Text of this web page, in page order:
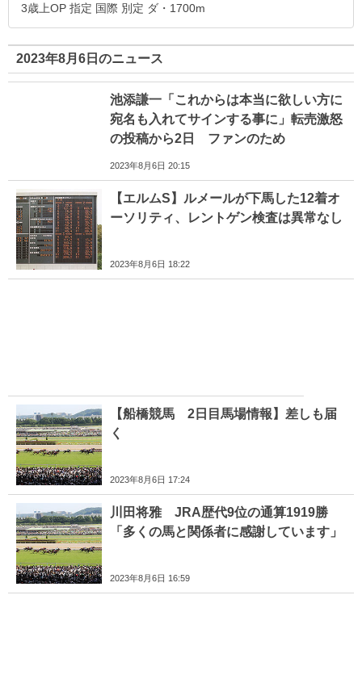
3歳上OP 指定 国際 別定 ダ・1700m
2023年8月6日のニュース
池添謙一「これからは本当に欲しい方に
宛名も入れてサインする事に」転売激怒
の投稿から2日 ファンのため
2023年8月6日 20:15
【エルムS】ルメールが下馬した12着オ
ーソリティ、レントゲン検査は異常なし
2023年8月6日 18:22
【船橋競馬 2日目馬場情報】差しも届
く
2023年8月6日 17:24
川田将雅 JRA歴代9位の通算1919勝
「多くの馬と関係者に感謝しています」
2023年8月6日 16:59